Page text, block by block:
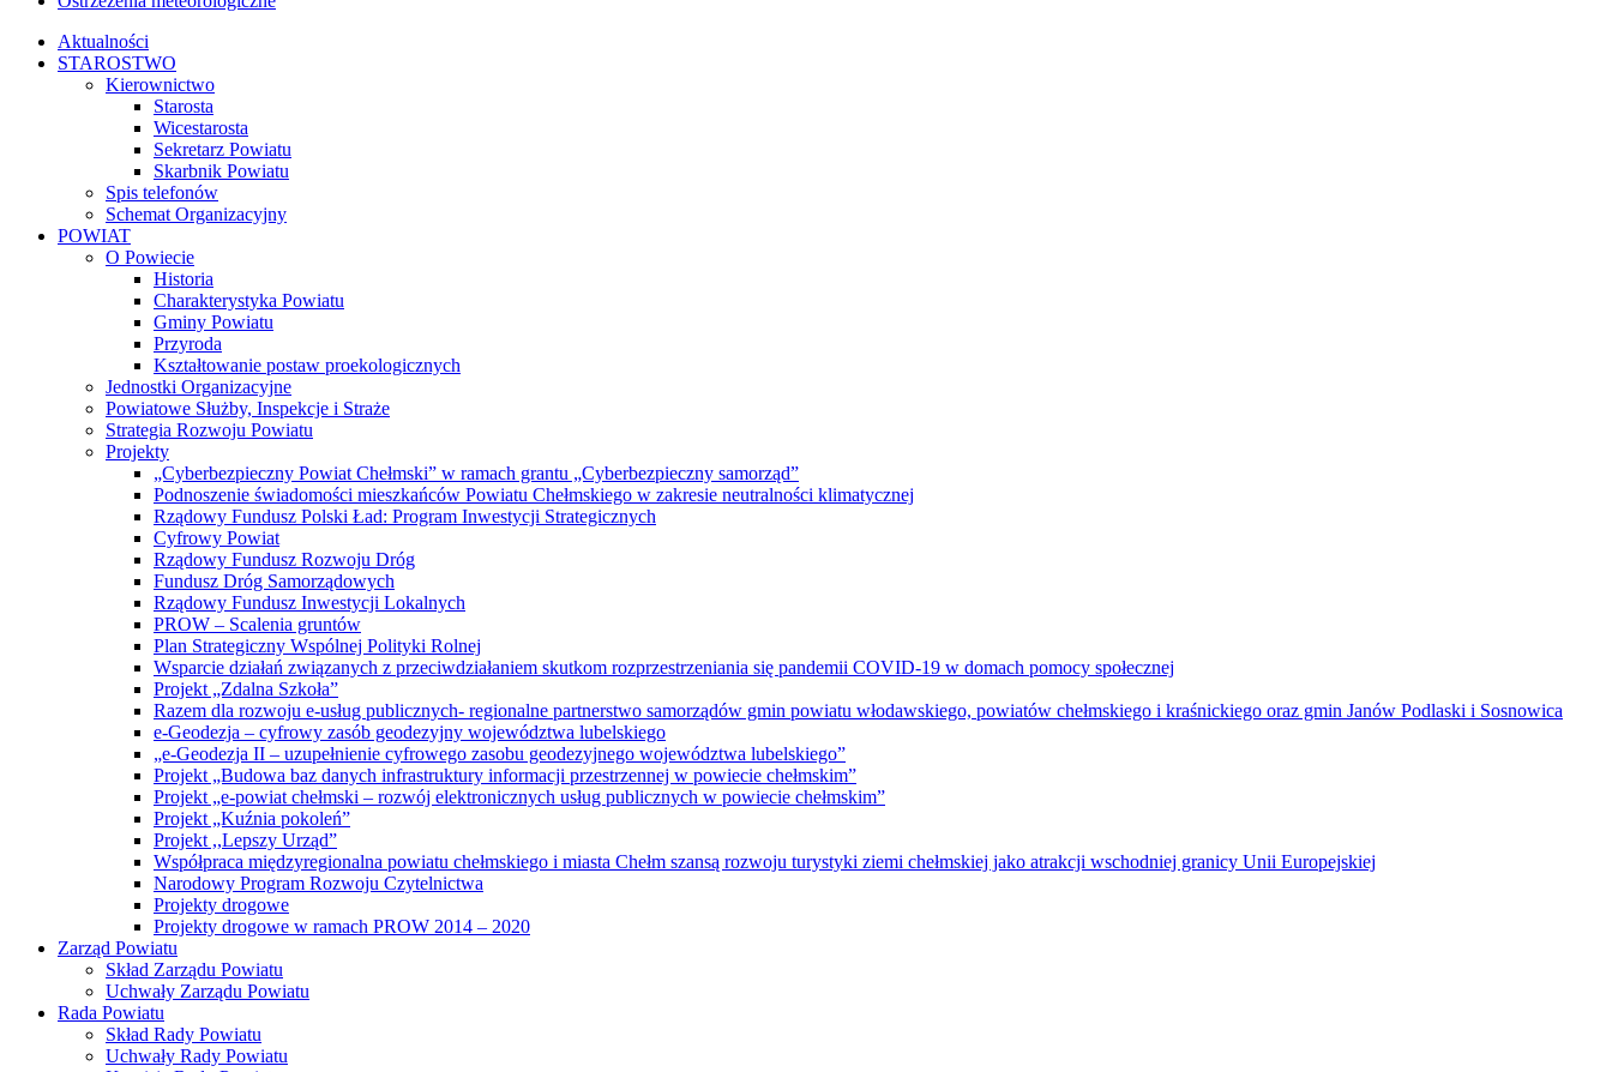
Aktualności
STAROSTWO
Kierownictwo
Starosta
Wicestarosta
Sekretarz Powiatu
Skarbnik Powiatu
Spis telefonów
Schemat Organizacyjny
POWIAT
O Powiecie
Historia
Charakterystyka Powiatu
Gminy Powiatu
Przyroda
Kształtowanie postaw proekologicznych
Jednostki Organizacyjne
Powiatowe Służby, Inspekcje i Straże
Strategia Rozwoju Powiatu
Projekty
„Cyberbezpieczny Powiat Chełmski” w ramach grantu „Cyberbezpieczny samorząd”
Podnoszenie świadomości mieszkańców Powiatu Chełmskiego w zakresie neutralności klimatycznej
Rządowy Fundusz Polski Ład: Program Inwestycji Strategicznych
Cyfrowy Powiat
Rządowy Fundusz Rozwoju Dróg
Fundusz Dróg Samorządowych
Rządowy Fundusz Inwestycji Lokalnych
PROW – Scalenia gruntów
Plan Strategiczny Wspólnej Polityki Rolnej
Wsparcie działań związanych z przeciwdziałaniem skutkom rozprzestrzeniania się pandemii COVID-19 w domach pomocy społecznej
Projekt „Zdalna Szkoła”
Razem dla rozwoju e-usług publicznych- regionalne partnerstwo samorządów gmin powiatu włodawskiego, powiatów chełmskiego i kraśnickiego oraz gmin Janów Podlaski i Sosnowica
e-Geodezja – cyfrowy zasób geodezyjny województwa lubelskiego
„e-Geodezja II – uzupełnienie cyfrowego zasobu geodezyjnego województwa lubelskiego”
Projekt „Budowa baz danych infrastruktury informacji przestrzennej w powiecie chełmskim”
Projekt „e-powiat chełmski – rozwój elektronicznych usług publicznych w powiecie chełmskim”
Projekt „Kuźnia pokoleń”
Projekt ,,Lepszy Urząd”
Współpraca międzyregionalna powiatu chełmskiego i miasta Chełm szansą rozwoju turystyki ziemi chełmskiej jako atrakcji wschodniej granicy Unii Europejskiej
Narodowy Program Rozwoju Czytelnictwa
Projekty drogowe
Projekty drogowe w ramach PROW 2014 – 2020
Zarząd Powiatu
Skład Zarządu Powiatu
Uchwały Zarządu Powiatu
Rada Powiatu
Skład Rady Powiatu
Uchwały Rady Powiatu